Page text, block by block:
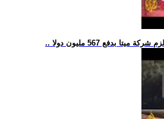
بدفع 567 مليون دولا